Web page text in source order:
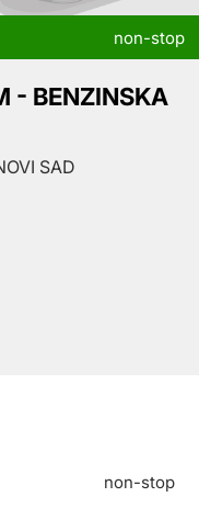
non-stop
- BENZINSKA
SAD
non-stop